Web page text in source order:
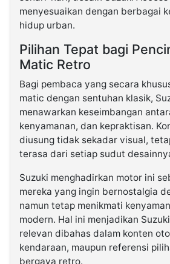
menyesuaikan dengan berbagai
hidup urban.
Pilihan Tepat bagi
Matic Retro
Bagi pembaca yang secara
matic dengan sentuhan klasik,
menawarkan keseimbangan
kenyamanan, dan kepraktisan.
diusung tidak sekadar visual,
terasa dari setiap sudut
Suzuki menghadirkan motor ini
mereka yang ingin bernostalgia
namun tetap menikmati
modern. Hal ini menjadikan
relevan dibahas dalam konten
kendaraan, maupun referensi
bergaya retro.